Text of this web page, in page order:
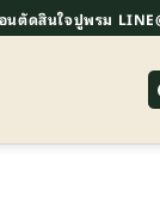
นตัดสินใจปูพรม